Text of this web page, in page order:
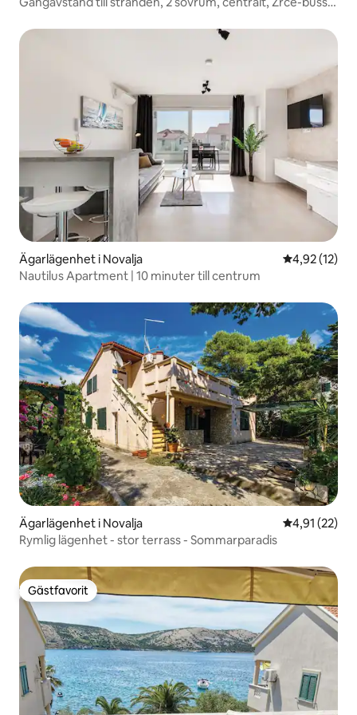
Ägarlägenhet i Novalja 4,92 av 5 i
4,92 (12)
Nautilus Apartment | 10 minuter till centrum
Ägarlägenhet i Novalja 4,91 av 5 i
4,91 (22)
Rymlig lägenhet - stor terrass - Sommarparadis
Gästfavorit
Gästfavorit